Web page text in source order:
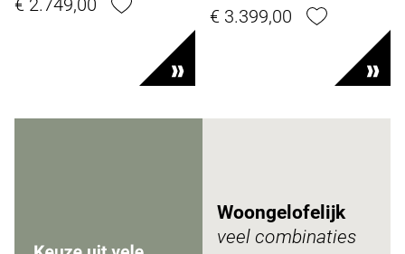
€ 3.399,00
Woongelofelijk
veel combinaties